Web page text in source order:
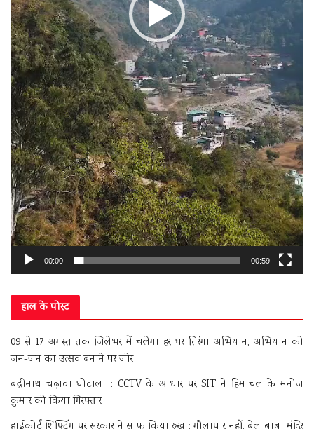
00:00 00:59
हाल के पोस्ट
09 से 17 अगस्त तक जिलेभर में चलेगा हर घर तिरंगा अभियान, अभियान को
जन-जन का उत्सव बनाने पर जोर
बद्रीनाथ चढ़ावा घोटाला : CCTV के आधार पर SIT ने हिमाचल के मनोज
कुमार को किया गिरफ्तार